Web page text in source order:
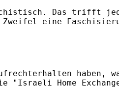
Das trifft
eine
haben,
"Israeli Home